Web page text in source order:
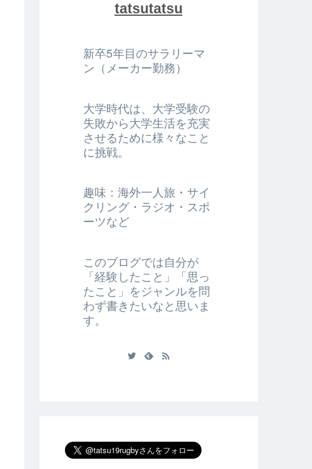
tatsutatsu
新卒5年目のサラリーマ
ン（メーカー勤務）
大学時代は、大学受験の
失敗から大学生活を充実
させるために様々なこと
に挑戦。
趣味：海外一人旅・サイ
クリング・ラジオ・スポ
ーツなど
このブログでは自分が
「経験したこと」「思っ
たこと」をジャンルを問
わず書きたいなと思いま
す。